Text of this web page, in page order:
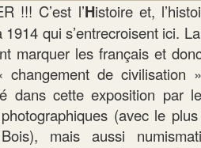
!!! C’est l’Histoire et,
qui s’entrecroisent ici.
marquer les français et
de civilisation
dans cette exposition par
(avec le
mais aussi